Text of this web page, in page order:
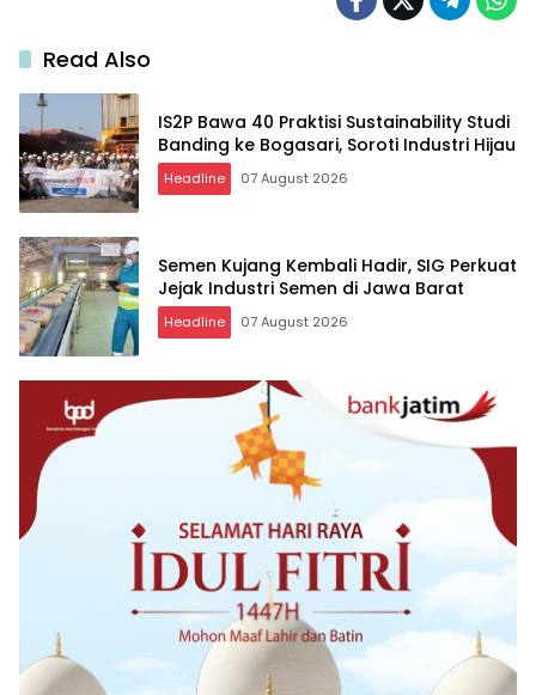
Read Also
IS2P Bawa 40 Praktisi Sustainability Studi
Banding ke Bogasari, Soroti Industri Hijau
Headline 07 August 2026
Semen Kujang Kembali Hadir, SIG Perkuat
Jejak Industri Semen di Jawa Barat
Headline 07 August 2026